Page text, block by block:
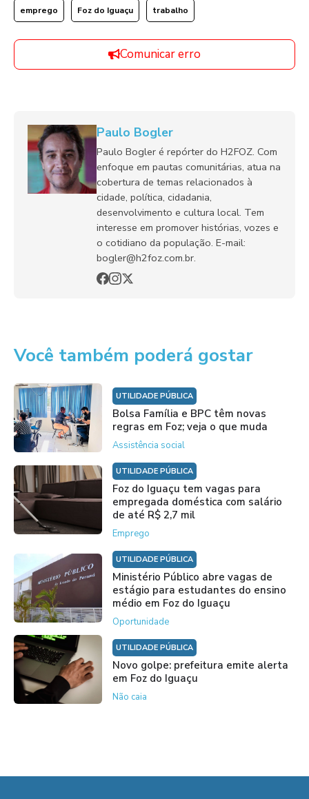
emprego Foz do Iguaçu trabalho
Comunicar erro
Paulo Bogler
Paulo Bogler é repórter do H2FOZ. Com
enfoque em pautas comunitárias, atua na
cobertura de temas relacionados à
cidade, política, cidadania,
desenvolvimento e cultura local. Tem
interesse em promover histórias, vozes e
o cotidiano da população. E-mail:
bogler@h2foz.com.br.
Você também poderá gostar
UTILIDADE PÚBLICA
Bolsa Família e BPC têm novas
regras em Foz; veja o que muda
Assistência social
UTILIDADE PÚBLICA
Foz do Iguaçu tem vagas para
empregada doméstica com salário
de até R$ 2,7 mil
Emprego
UTILIDADE PÚBLICA
Ministério Público abre vagas de
estágio para estudantes do ensino
médio em Foz do Iguaçu
Oportunidade
UTILIDADE PÚBLICA
Novo golpe: prefeitura emite alerta
em Foz do Iguaçu
Não caia